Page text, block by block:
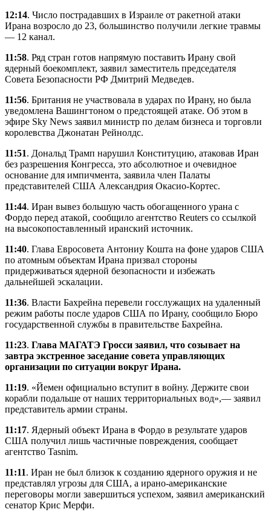
12:14. Число пострадавших в Израиле от ракетной атаки
Ирана возросло до 23, большинство получили легкие травмы
— 12 канал.
11:58. Ряд стран готов напрямую поставить Ирану свой
ядерный боекомплект, заявил заместитель председателя
Совета Безопасности РФ Дмитрий Медведев.
11:56. Британия не участвовала в ударах по Ирану, но была
уведомлена Вашингтоном о предстоящей атаке. Об этом в
эфире Sky News заявил министр по делам бизнеса и торговли
королевства Джонатан Рейнолдс.
11:51. Дональд Трамп нарушил Конституцию, атаковав Иран
без разрешения Конгресса, это абсолютное и очевидное
основание для импичмента, заявила член Палаты
представителей США Александрия Окасио-Кортес.
11:44. Иран вывез большую часть обогащенного урана с
Фордо перед атакой, сообщило агентство Reuters со ссылкой
на высокопоставленный иранский источник.
11:40. Глава Евросовета Антониу Кошта на фоне ударов США
по атомным объектам Ирана призвал стороны
придерживаться ядерной безопасности и избежать
дальнейшей эскалации.
11:36. Власти Бахрейна перевели госслужащих на удаленный
режим работы после ударов США по Ирану, сообщило Бюро
государственной службы в правительстве Бахрейна.
11:23. Глава МАГАТЭ Гросси заявил, что созывает на
завтра экстренное заседание совета управляющих
организации по ситуации вокруг Ирана.
11:19. «Йемен официально вступит в войну. Держите свои
корабли подальше от наших территориальных вод»,— заявил
представитель армии страны.
11:17. Ядерный объект Ирана в Фордо в результате ударов
США получил лишь частичные повреждения, сообщает
агентство Tasnim.
11:11. Иран не был близок к созданию ядерного оружия и не
представлял угрозы для США, а ирано-американские
переговоры могли завершиться успехом, заявил американский
сенатор Крис Мерфи.